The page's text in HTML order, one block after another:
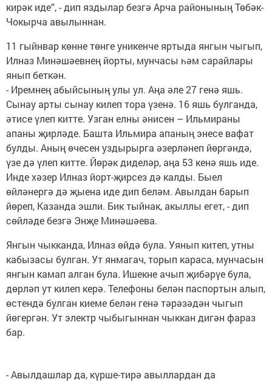
кирәк иде”, - дип яздылар безгә Арча районының Төбәк-
Чокырча авылыннан.
11 гыйнвар көнне төнге уникенче яртыда янгын чыгып,
Илназ Минәшәевнең йорты, мунчасы һәм сарайлары
янып беткән.
- Иремнең абыйсының улы ул. Аңа әле 27 генә яшь.
Сынау арты сынау килеп тора үзенә. 16 яшь булганда,
әтисе үлеп китте. Узган елны әнисен – Ильмираны
апаны җирләде. Башта Ильмира апаның энесе вафат
булды. Аның өчесен уздырырга әзерләнеп йөргәндә,
үзе дә үлеп китте. Йөрәк диделәр, аңа 53 кенә яшь иде.
Инде хәзер Илназ йорт-җирсез дә калды. Быел
өйләнергә дә җыена иде дип беләм. Авылдан барып
йөреп, Казанда эшли. Бик тыйнак, акыллы егет, - дип
сөйләде безгә Энҗе Минәшәева.
Янгын чыкканда, Илназ өйдә була. Уянып китеп, утны
кабызасы булган. Ут янмагач, торып караса, мунчасын
янгын камап алган була. Ишекне ачып җибәрүе була,
дөрләп ут килеп керә. Телефоны белән паспортын алып,
өстендә булган киеме белән генә тәрәзәдән чыгып
йөгергән. Ут электр чыбыгыннан чыккан дигән фараз
бар.
- Авылдашлар да, күрше-тирә авыллардан да